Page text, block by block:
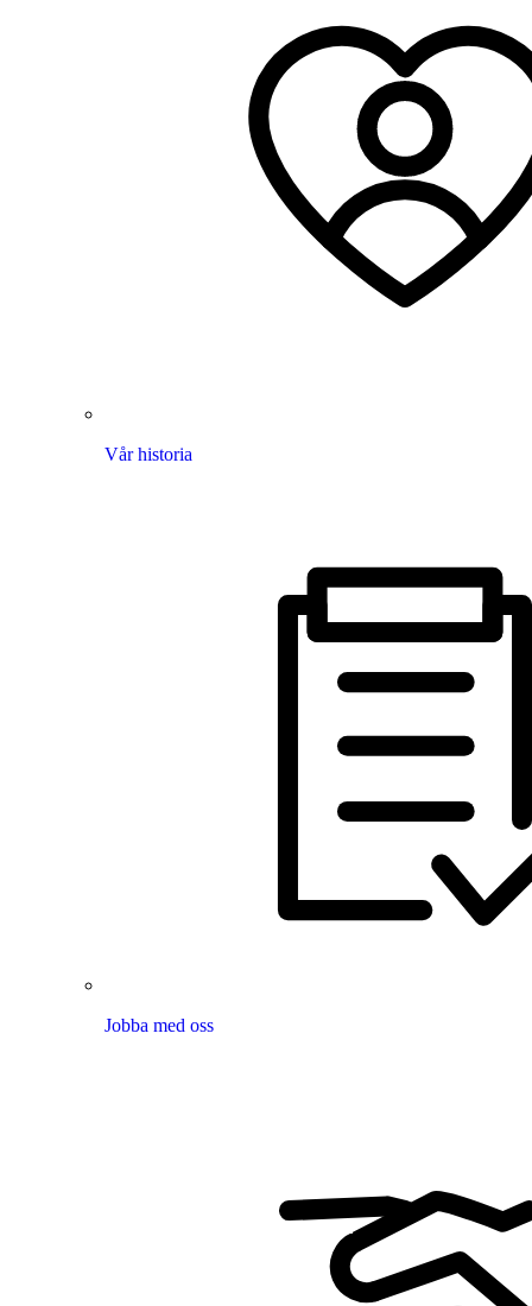
Vår historia
Jobba med oss